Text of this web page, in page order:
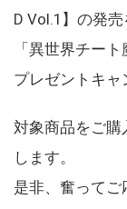
D Vol.1】の発売
「異世界チー
プレゼントキャ
対象商品をご購
します。
是非、奮ってご